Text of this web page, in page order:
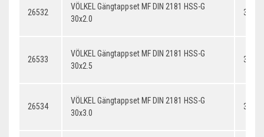
26532
VÖLKEL Gängtappset MF DIN 2181 HSS-G
30x2.0
26533
VÖLKEL Gängtappset MF DIN 2181 HSS-G
30x2.5
26534
VÖLKEL Gängtappset MF DIN 2181 HSS-G
30x3.0